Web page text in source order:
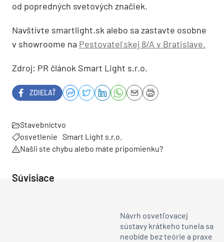
od popredných svetových značiek.
Navštívte smartlight.sk alebo sa zastavte osobne
v showroome na Pestovateľskej 8/A v Bratislave.
Zdroj: PR článok Smart Light s.r.o.
ZDIEĽAŤ
Stavebníctvo
osvetlenie Smart Light s.r.o.
Našli ste chybu alebo máte pripomienku?
Súvisiace
Návrh osvetľovacej
sústavy krátkeho tunela sa
neobíde bez teórie a praxe